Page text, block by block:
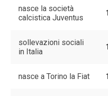
nasce la società
calcistica Juventus
sollevazioni sociali
in Italia
nasce a Torino la Fiat